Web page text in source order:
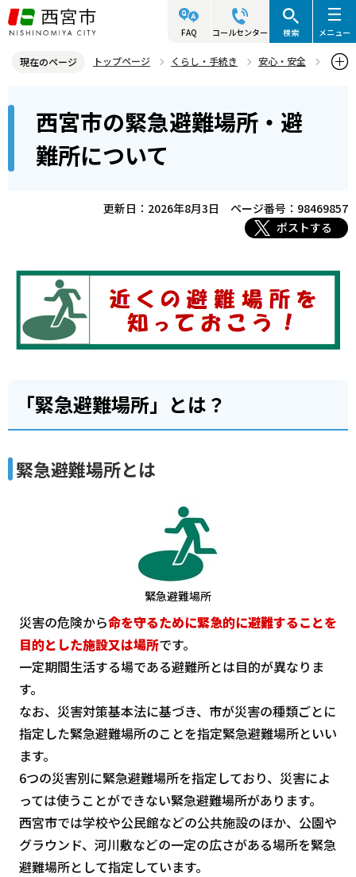
こ
の
ジ
頭
FAQ コールセンター 検索 メニュー
現在のページ トップページ くらし・手続き
安心・安全
緊急避難場所・避難所について
西宮市の緊急避難場所・避
難所について
更新日：2026年8月3日
ページ番号：98469857
ポストする
「緊急避難場所」とは？
緊急避難場所とは
緊急避難場所
災害の危険から命を守るために緊急的に避難することを
目的とした施設又は場所です。
一定期間生活する場である避難所とは目的が異なりま
す。
なお、災害対策基本法に基づき、市が災害の種類ごとに
指定した緊急避難場所のことを指定緊急避難場所といい
ます。
6つの災害別に緊急避難場所を指定しており、災害によ
っては使うことができない緊急避難場所があります。
西宮市では学校や公民館などの公共施設のほか、公園や
グラウンド、河川敷などの一定の広さがある場所を緊急
避難場所として指定しています。